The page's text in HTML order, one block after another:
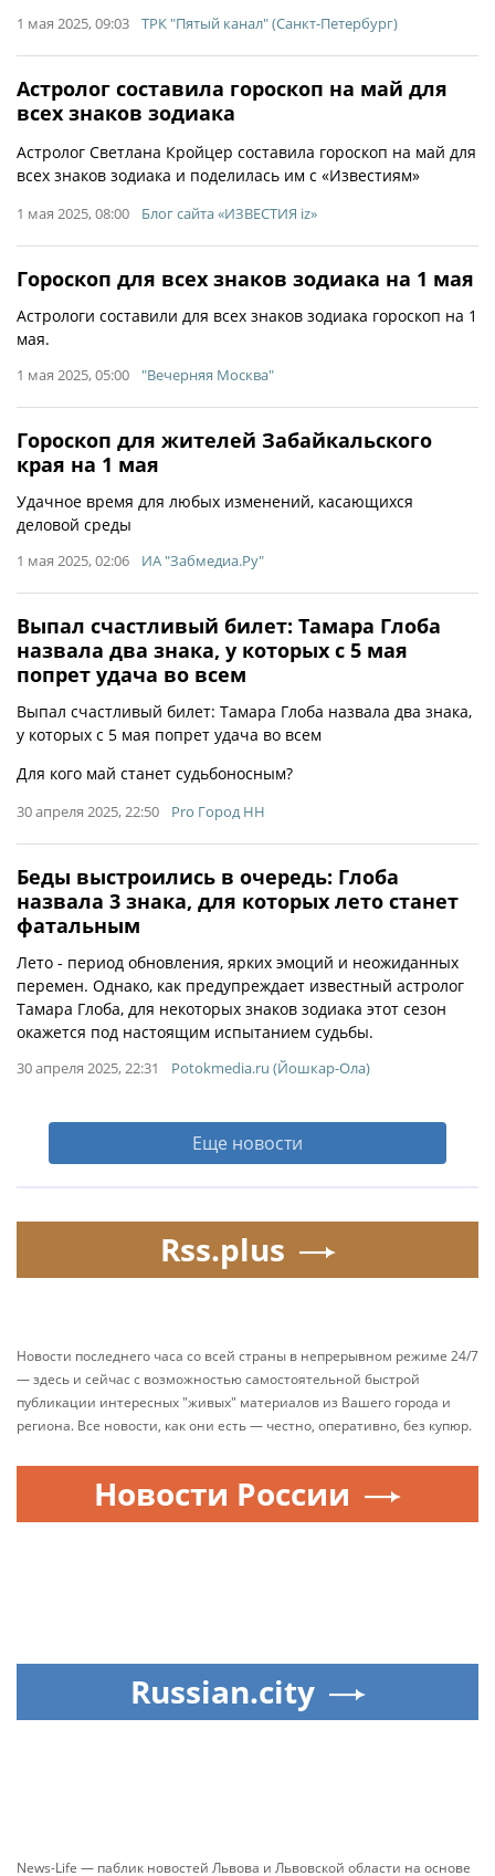
1 мая 2025, 09:03 ТРК "Пятый канал" (Санкт-Петербург)
Астролог составила гороскоп на май для
всех знаков зодиака
Астролог Светлана Кройцер составила гороскоп на май для
всех знаков зодиака и поделилась им с «Известиям»
1 мая 2025, 08:00 Блог сайта «ИЗВЕСТИЯ iz»
Гороскоп для всех знаков зодиака на 1 мая
Астрологи составили для всех знаков зодиака гороскоп на 1
мая.
1 мая 2025, 05:00 "Вечерняя Москва"
Гороскоп для жителей Забайкальского
края на 1 мая
Удачное время для любых изменений, касающихся
деловой среды
1 мая 2025, 02:06 ИА "Забмедиа.Ру"
Выпал счастливый билет: Тамара Глоба
назвала два знака, у которых с 5 мая
попрет удача во всем
Выпал счастливый билет: Тамара Глоба назвала два знака,
у которых с 5 мая попрет удача во всем
Для кого май станет судьбоносным?
30 апреля 2025, 22:50 Pro Город НН
Беды выстроились в очередь: Глоба
назвала 3 знака, для которых лето станет
фатальным
Лето - период обновления, ярких эмоций и неожиданных
перемен. Однако, как предупреждает известный астролог
Тамара Глоба, для некоторых знаков зодиака этот сезон
окажется под настоящим испытанием судьбы.
30 апреля 2025, 22:31 Potokmedia.ru (Йошкар-Ола)
Еще новости
Rss.plus
Новости последнего часа со всей страны в непрерывном режиме 24/7
— здесь и сейчас с возможностью самостоятельной быстрой
публикации интересных "живых" материалов из Вашего города и
региона. Все новости, как они есть — честно, оперативно, без купюр.
Новости России
Russian.city
News-Life — паблик новостей Львова и Львовской области на основе